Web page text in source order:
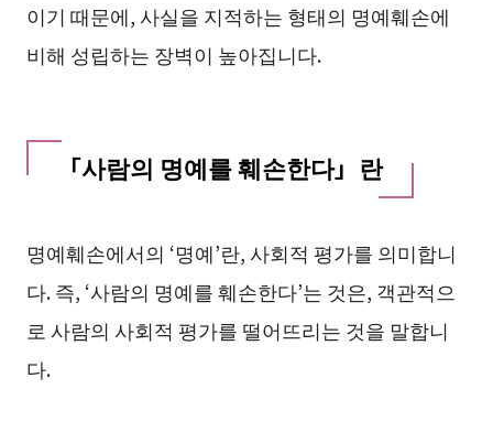
이기 때문에, 사실을 지적하는 형태의 명예훼손에
비해 성립하는 장벽이 높아집니다.
「사람의 명예를 훼손한다」란
명예훼손에서의 ‘명예’란, 사회적 평가를 의미합니
다. 즉, ‘사람의 명예를 훼손한다’는 것은, 객관적으
로 사람의 사회적 평가를 떨어뜨리는 것을 말합니
다.